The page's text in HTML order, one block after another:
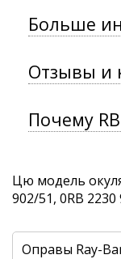
Больше
Отзывы и
Почему
Цю модель
902/51, 0RB 2230
Оправы Ray-